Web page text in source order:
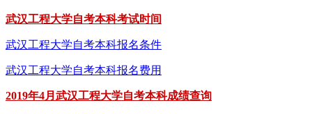
武汉工程大学自考本科考试时间
武汉工程大学自考本科报名条件
武汉工程大学自考本科报名费用
2019年4月武汉工程大学自考本科成绩查询